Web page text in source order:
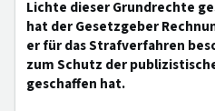
Lichte dieser Grundrechte
hat der Gesetzgeber
er für das Strafverfahren
zum Schutz der
geschaffen hat.